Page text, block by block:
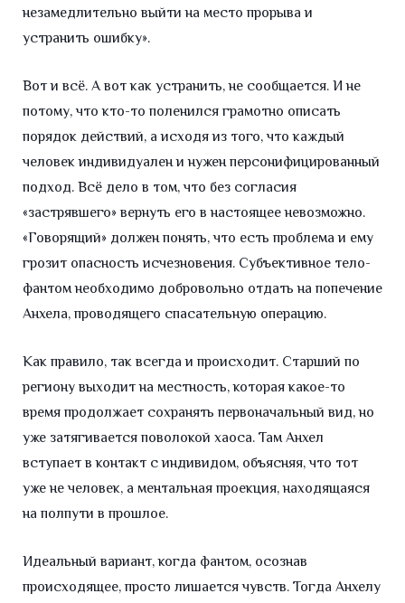
незамедлительно выйти на место прорыва и
устранить ошибку».
Вот и всё. А вот как устранить, не сообщается. И не
потому, что кто-то поленился грамотно описать
порядок действий, а исходя из того, что каждый
человек индивидуален и нужен персонифицированный
подход. Всё дело в том, что без согласия
«застрявшего» вернуть его в настоящее невозможно.
«Говорящий» должен понять, что есть проблема и ему
грозит опасность исчезновения. Субъективное тело-
фантом необходимо добровольно отдать на попечение
Анхела, проводящего спасательную операцию.
Как правило, так всегда и происходит. Старший по
региону выходит на местность, которая какое-то
время продолжает сохранять первоначальный вид, но
уже затягивается поволокой хаоса. Там Анхел
вступает в контакт с индивидом, объясняя, что тот
уже не человек, а ментальная проекция, находящаяся
на полпути в прошлое.
Идеальный вариант, когда фантом, осознав
происходящее, просто лишается чувств. Тогда Анхелу